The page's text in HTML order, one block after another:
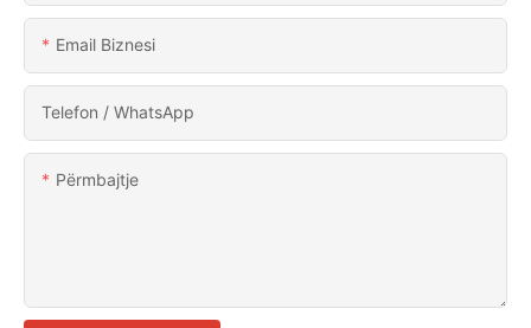
Email Biznesi
Telefon / WhatsApp
Përmbajtje